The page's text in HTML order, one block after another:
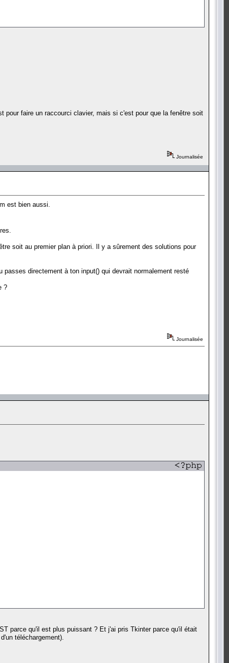
pour faire un raccourci clavier, mais si c'est pour que la fenêtre soit
Journalisée
est bien aussi.
soit au premier plan à priori. Il y a sûrement des solutions pour
directement à ton input() qui devrait normalement resté
?
Journalisée
parce qu'il est plus puissant ? Et j'ai pris Tkinter parce qu'il était
téléchargement).